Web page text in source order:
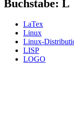
Buchstabe: L
LaTex
Linux
Linux-
LISP
LOGO